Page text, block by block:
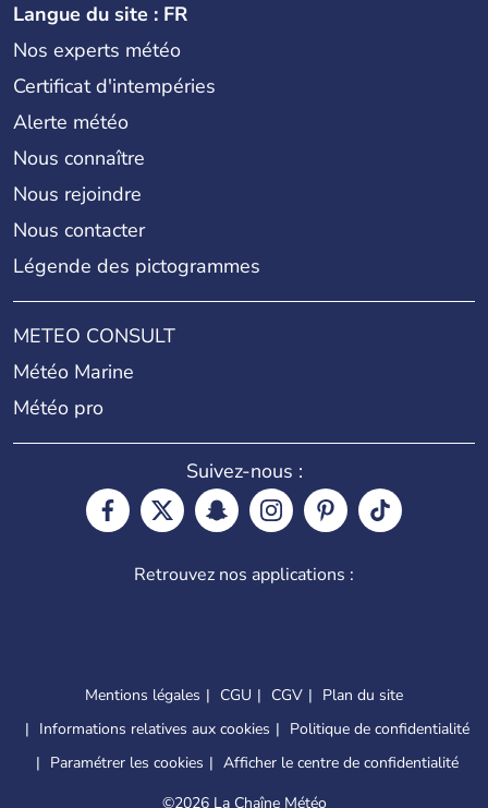
Langue du site : FR
Nos experts météo
Certificat d'intempéries
Alerte météo
Nous connaître
Nous rejoindre
Nous contacter
Légende des pictogrammes
METEO CONSULT
Météo Marine
Météo pro
Suivez-nous :
Retrouvez nos applications :
Mentions légales CGU CGV
Plan du site
Informations relatives aux cookies
Politique de confidentialité
Paramétrer les cookies
Afficher le centre de confidentialité
©2026 La Chaîne Météo